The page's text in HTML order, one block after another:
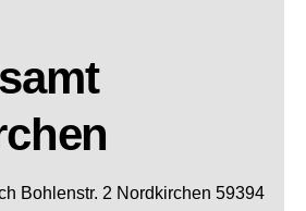
Bohlenstr. 2 Nordkirchen 59394